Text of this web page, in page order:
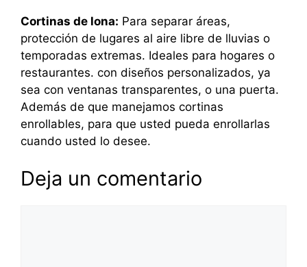
Cortinas de lona: Para separar áreas,
protección de lugares al aire libre de lluvias o
temporadas extremas. Ideales para hogares o
restaurantes. con diseños personalizados, ya
sea con ventanas transparentes, o una puerta.
Además de que manejamos cortinas
enrollables, para que usted pueda enrollarlas
cuando usted lo desee.
Deja un comentario